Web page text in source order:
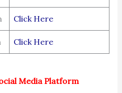
Click Here
Click Here
Media Platform